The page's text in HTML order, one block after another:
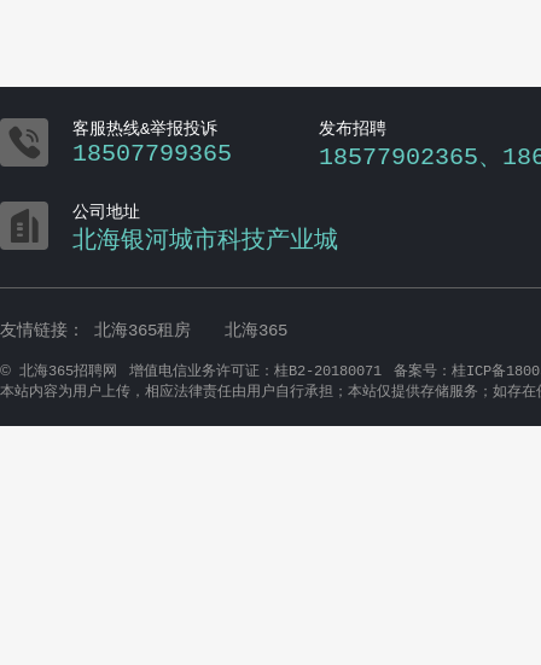
 客服热线&举报投诉
18507799365
发布招聘
18577902365、
 公司地址
北海银河城市科技产业城
友情链接： 北海365租房 北海365
© 北海365招聘网 增值电信业务许可证：桂B2-20180071
备案号：桂ICP备
本站内容为用户上传，相应法律责任由用户自行承担；本站仅提供存储服务；如存